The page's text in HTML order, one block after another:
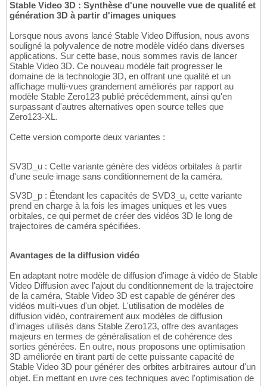
Stable Video 3D : Synthèse d'une nouvelle vue de qualité et
génération 3D à partir d'images uniques
Lorsque nous avons lancé Stable Video Diffusion, nous avons
souligné la polyvalence de notre modèle vidéo dans diverses
applications. Sur cette base, nous sommes ravis de lancer
Stable Video 3D. Ce nouveau modèle fait progresser le
domaine de la technologie 3D, en offrant une qualité et un
affichage multi-vues grandement améliorés par rapport au
modèle Stable Zero123 publié précédemment, ainsi qu'en
surpassant d'autres alternatives open source telles que
Zero123-XL.
Cette version comporte deux variantes :
SV3D_u : Cette variante génère des vidéos orbitales à partir
d'une seule image sans conditionnement de la caméra.
SV3D_p : Étendant les capacités de SVD3_u, cette variante
prend en charge à la fois les images uniques et les vues
orbitales, ce qui permet de créer des vidéos 3D le long de
trajectoires de caméra spécifiées.
Avantages de la diffusion vidéo
En adaptant notre modèle de diffusion d'image à vidéo de Stable
Video Diffusion avec l'ajout du conditionnement de la trajectoire
de la caméra, Stable Video 3D est capable de générer des
vidéos multi-vues d'un objet. L'utilisation de modèles de
diffusion vidéo, contrairement aux modèles de diffusion
d'images utilisés dans Stable Zero123, offre des avantages
majeurs en termes de généralisation et de cohérence des
sorties générées. En outre, nous proposons une optimisation
3D améliorée en tirant parti de cette puissante capacité de
Stable Video 3D pour générer des orbites arbitraires autour d'un
objet. En mettant en uvre ces techniques avec l'optimisation de